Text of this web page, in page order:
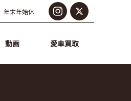
年末年始休
動画 愛車買取